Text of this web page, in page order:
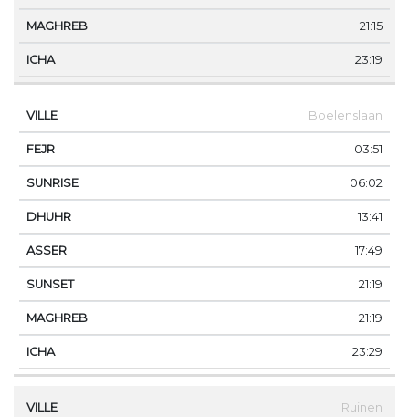
21:15
23:19
Boelenslaan
03:51
06:02
13:41
17:49
21:19
21:19
23:29
Ruinen